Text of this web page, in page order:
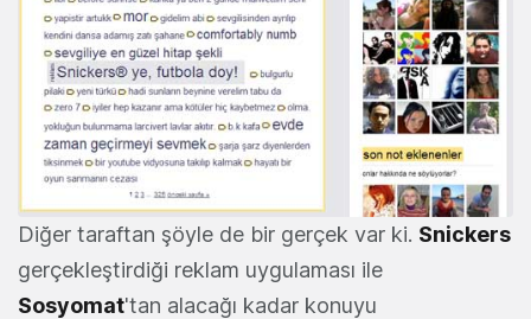
Diğer taraftan şöyle de bir gerçek var ki. Snickers
gerçekleştirdiği reklam uygulaması ile
Sosyomat'tan alacağı kadar konuyu